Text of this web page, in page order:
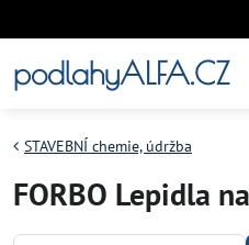
podlahyALFA.CZ
STAVEBNÍ chemie, údržba
FORBO Lepidla